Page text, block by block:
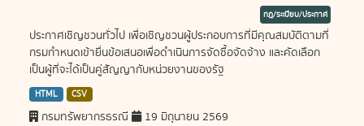
กฎ/ระเบียบ/ประกาศ
ประกาศเชิญชวนทั่วไป เพื่อเชิญชวนผู้ประกอบการที่มีคุณสมบัติตามที่
กรมกำหนดเข้ายื่นข้อเสนอเพื่อดำเนินการจัดซื้อจัดจ้าง และคัดเลือก
เป็นผู้ที่จะได้เป็นคู่สัญญากับหน่วยงานของรัฐ
HTML CSV
กรมทรัพยากรธรณี 19 มิถุนายน 2569